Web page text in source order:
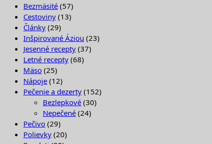
Bezmäsité (57)
Cestoviny (13)
Články (29)
Inšpirované Áziou (23)
Jesenné recepty (37)
Letné recepty (68)
Mäso (25)
Nápoje (12)
Pečenie a dezerty (152)
Bezlepkové (30)
Nepečené (24)
Pečivo (29)
Polievky (20)